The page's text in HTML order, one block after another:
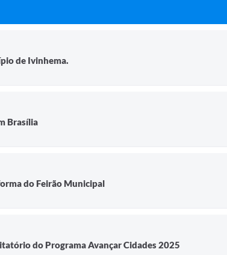
de Ivinhema.
Brasília
do Feirão Municipal
do Programa Avançar Cidades 2025